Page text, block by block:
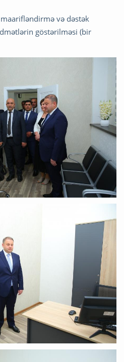
maarifləndirmə və dəstək
göstərilməsi (bir